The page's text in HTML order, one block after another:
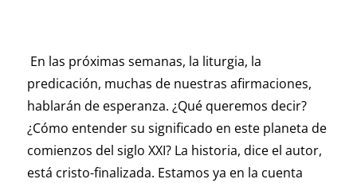
En las próximas semanas, la liturgia, la
predicación, muchas de nuestras afirmaciones,
hablarán de esperanza. ¿Qué queremos decir?
¿Cómo entender su significado en este planeta de
comienzos del siglo XXI? La historia, dice el autor,
está cristo-finalizada. Estamos ya en la cuenta